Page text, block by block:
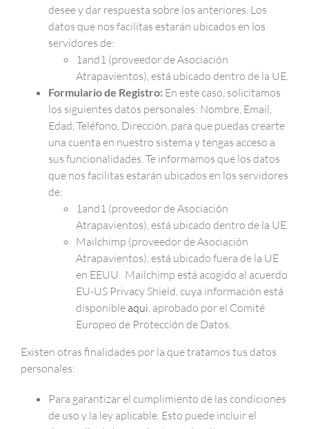
desee y dar respuesta sobre los anteriores. Los
datos que nos facilitas estarán ubicados en los
servidores de:
1and1 (proveedor de Asociación
Atrapavientos), está ubicado dentro de la UE.
Formulario de Registro: En este caso, solicitamos
los siguientes datos personales: Nombre, Email,
Edad, Teléfono, Dirección, para que puedas crearte
una cuenta en nuestro sistema y tengas acceso a
sus funcionalidades. Te informamos que los datos
que nos facilitas estarán ubicados en los servidores
de:
1and1 (proveedor de Asociación
Atrapavientos), está ubicado dentro de la UE.
Mailchimp (proveedor de Asociación
Atrapavientos), está ubicado fuera de la UE
en EEUU. Mailchimp está acogido al acuerdo
EU-US Privacy Shield, cuya información está
disponible aqui, aprobado por el Comité
Europeo de Protección de Datos.
Existen otras finalidades por la que tratamos tus datos
personales:
Para garantizar el cumplimiento de las condiciones
de uso y la ley aplicable. Esto puede incluir el